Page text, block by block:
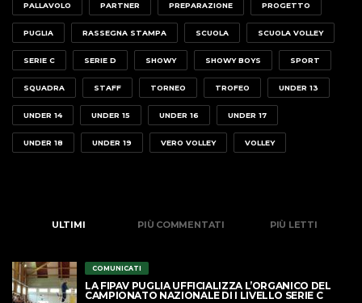
PALLAVOLO PARTNER PREPARAZIONE PROGETTO
PUGLIA RASSEGNA STAMPA SCUOLA SCUOLA VOLLEY
SERIE C SERIE D SHOWY SHOWY BOYS SPORT
SQUADRA STAFF TORNEO TROFEO UNDER 13
UNDER 14 UNDER 15 UNDER 16 UNDER 17
UNDER 18 UNDER 19 VERO VOLLEY VOLLEY
ULTIMI PIÙ COMMENTATI PIÙ LETTI
COMUNICATI
LA FIPAV PUGLIA UFFICIALIZZA L’ORGANICO DEL
CAMPIONATO NAZIONALE DI I LIVELLO SERIE C